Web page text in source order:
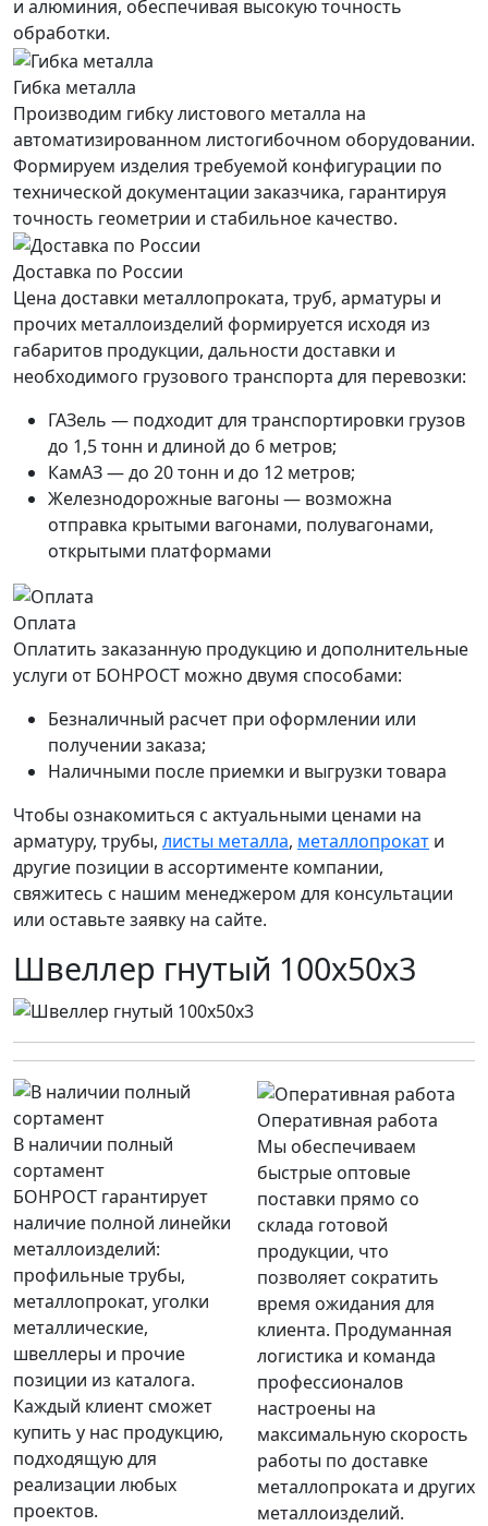
и алюминия, обеспечивая высокую точность
обработки.
Гибка металла
Производим гибку листового металла на
автоматизированном листогибочном оборудовании.
Формируем изделия требуемой конфигурации по
технической документации заказчика, гарантируя
точность геометрии и стабильное качество.
Доставка по России
Цена доставки металлопроката, труб, арматуры и
прочих металлоизделий формируется исходя из
габаритов продукции, дальности доставки и
необходимого грузового транспорта для перевозки:
ГАЗель — подходит для транспортировки грузов
до 1,5 тонн и длиной до 6 метров;
КамАЗ — до 20 тонн и до 12 метров;
Железнодорожные вагоны — возможна
отправка крытыми вагонами, полувагонами,
открытыми платформами
Оплата
Оплатить заказанную продукцию и дополнительные
услуги от БОНРОСТ можно двумя способами:
Безналичный расчет при оформлении или
получении заказа;
Наличными после приемки и выгрузки товара
Чтобы ознакомиться с актуальными ценами на
арматуру, трубы, листы металла, металлопрокат и
другие позиции в ассортименте компании,
свяжитесь с нашим менеджером для консультации
или оставьте заявку на сайте.
Швеллер гнутый 100х50х3
В наличии полный
сортамент
БОНРОСТ гарантирует
наличие полной линейки
металлоизделий:
профильные трубы,
металлопрокат, уголки
металлические,
швеллеры и прочие
позиции из каталога.
Каждый клиент сможет
купить у нас продукцию,
подходящую для
реализации любых
проектов.
Оперативная работа
Мы обеспечиваем
быстрые оптовые
поставки прямо со
склада готовой
продукции, что
позволяет сократить
время ожидания для
клиента. Продуманная
логистика и команда
профессионалов
настроены на
максимальную скорость
работы по доставке
металлопроката и других
металлоизделий.